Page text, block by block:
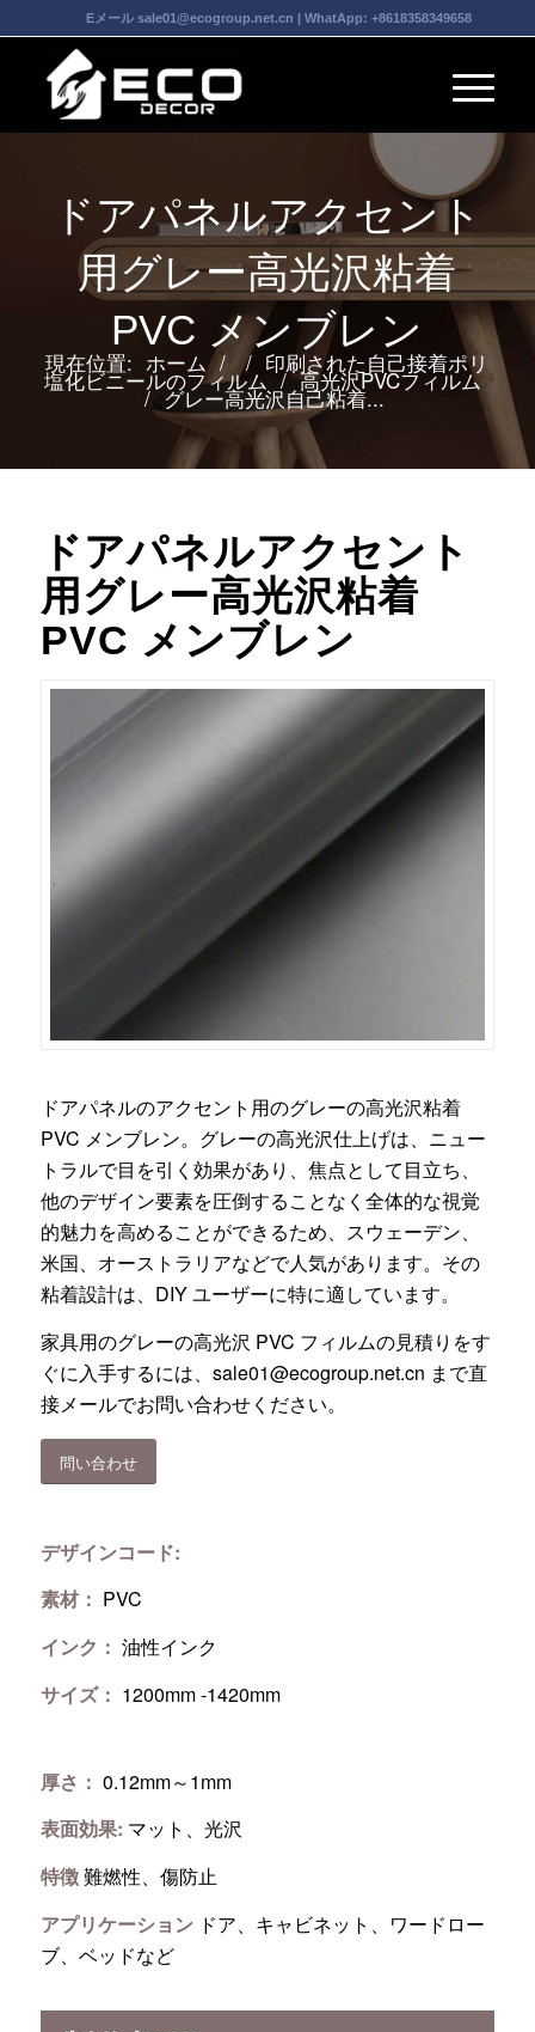
Eメールsale01@ecogroup.net.cn | WhatApp:+8618358349658
ドアパネルアクセント
用グレー高光沢粘着
PVC メンブレン
現在位置: ホーム / / 印刷された自己接着ポリ
塩化ビニールのフィルム / 高光沢PVCフィルム
/ グレー高光沢自己粘着...
ドアパネルアクセント
用グレー高光沢粘着
PVC メンブレン
ドアパネルのアクセント用のグレーの高光沢粘着
PVC メンブレン。グレーの高光沢仕上げは、ニュー
トラルで目を引く効果があり、焦点として目立ち、
他のデザイン要素を圧倒することなく全体的な視覚
的魅力を高めることができるため、スウェーデン、
米国、オーストラリアなどで人気があります。その
粘着設計は、DIY ユーザーに特に適しています。
家具用のグレーの高光沢 PVC フィルムの見積りをす
ぐに入手するには、 sale01@ecogroup.net.cn まで直
接メールでお問い合わせください。
問い合わせ
デザインコード:
素材： PVC
インク： 油性インク
サイズ： 1200mm -1420mm
厚さ： 0.12mm～1mm
表面効果: マット、光沢
特徴難燃性、傷防止
アプリケーション ドア、キャビネット、ワードロー
ブ、ベッドなど